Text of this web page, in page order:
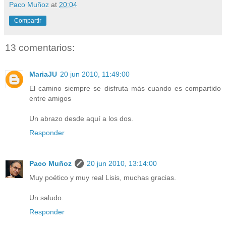
Paco Muñoz at 20:04
Compartir
13 comentarios:
MariaJU 20 jun 2010, 11:49:00
El camino siempre se disfruta más cuando es compartido
entre amigos
Un abrazo desde aquí a los dos.
Responder
Paco Muñoz
20 jun 2010, 13:14:00
Muy poético y muy real Lisis, muchas gracias.
Un saludo.
Responder